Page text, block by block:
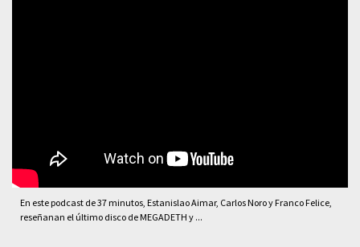
En este podcast de 37 minutos, Estanislao Aimar, Carlos Noro y Franco Felice,
reseñanan el último disco de MEGADETH y ...